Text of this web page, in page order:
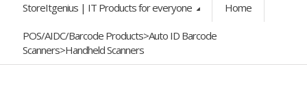
StoreItgenius | IT Products for everyone Home
POS/AIDC/Barcode Products>Auto ID Barcode
Scanners>Handheld Scanners